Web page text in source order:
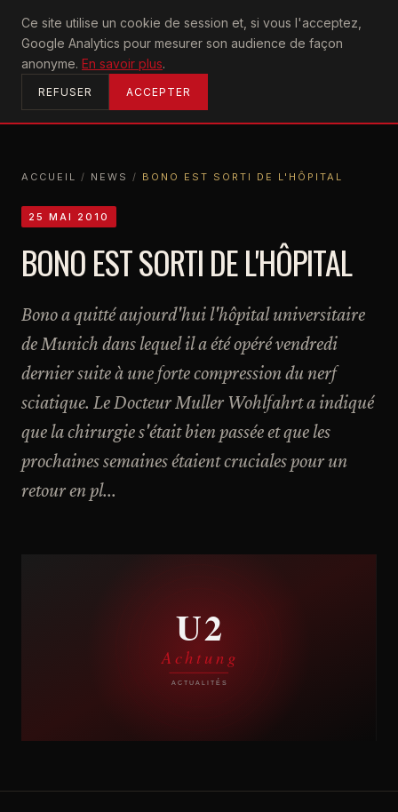
Ce site utilise un cookie de session et, si vous l'acceptez,
Google Analytics pour mesurer son audience de façon
anonyme. En savoir plus.
REFUSER ACCEPTER
U2achtung
ACCUEIL
ACCUEIL / NEWS / BONO EST SORTI DE L'HÔPITAL
25 MAI 2010
BONO EST SORTI DE L'HÔPITAL
Bono a quitté aujourd'hui l'hôpital universitaire
de Munich dans lequel il a été opéré vendredi
dernier suite à une forte compression du nerf
sciatique. Le Docteur Muller Wohlfahrt a indiqué
que la chirurgie s'était bien passée et que les
prochaines semaines étaient cruciales pour un
retour en pl...